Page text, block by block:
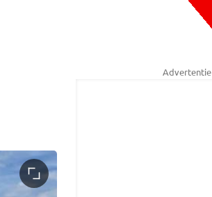
Advertentie